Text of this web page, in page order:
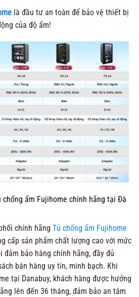
là đầu tư an toàn để bảo vệ thiết bị
của độ ẩm!
chống ẩm Fujihome chính hãng tại Đà
chính hãng Tủ chống ẩm Fujihome
cấp sản phẩm chất lượng cao với mức
đảm bảo hàng chính hãng, đầy đủ
bán hàng uy tín, minh bạch. Khi
tại Danabuy, khách hàng được hưởng
lên đến 36 tháng, đảm bảo an tâm